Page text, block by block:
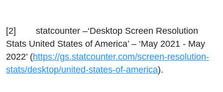
[2] statcounter –‘Desktop Screen Resolution
Stats United States of America’ – ‘May 2021 - May
2022’ (https://gs.statcounter.com/screen-resolution-
stats/desktop/united-states-of-america).